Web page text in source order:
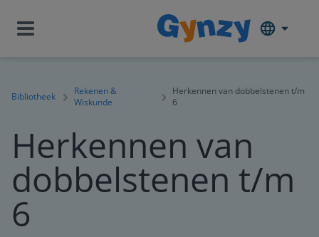
Bibliotheek
Rekenen &
Wiskunde
Herkennen van dobbelstenen t/m
6
Herkennen van
dobbelstenen t/m
6